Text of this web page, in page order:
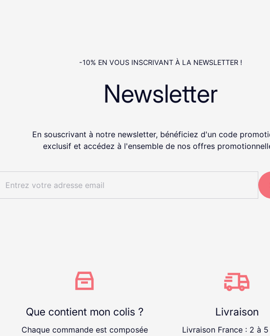
-10% EN VOUS INSCRIVANT À LA NEWSLETTER !
Newsletter
En souscrivant à notre newsletter, bénéficiez d'un code
exclusif et accédez à l'ensemble de nos offres
Que contient mon colis ?
Chaque commande est composée
Livraison
Livraison France : 2 à